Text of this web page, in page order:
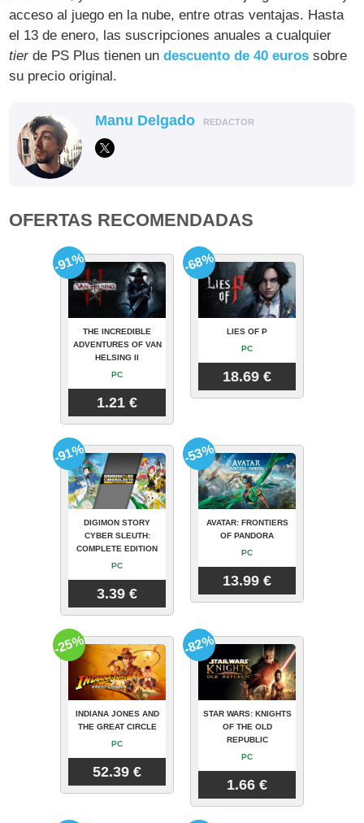
acceso al juego en la nube, entre otras ventajas. Hasta
el 13 de enero, las suscripciones anuales a cualquier
tierde PS Plus tienen undescuento de 40 euros sobre
su precio original.
Manu Delgado REDACTOR
OFERTAS RECOMENDADAS
THE INCREDIBLE
ADVENTURES OF VAN
HELSING II
PC
1.21 €
-91%
LIES OF P
PC
18.69 €
-68%
DIGIMON STORY
CYBER SLEUTH:
COMPLETE EDITION
PC
3.39 €
-91%
AVATAR: FRONTIERS
OF PANDORA
PC
13.99 €
-53%
INDIANA JONES AND
THE GREAT CIRCLE
PC
52.39 €
-25%
STAR WARS: KNIGHTS
OF THE OLD
REPUBLIC
PC
1.66 €
-82%